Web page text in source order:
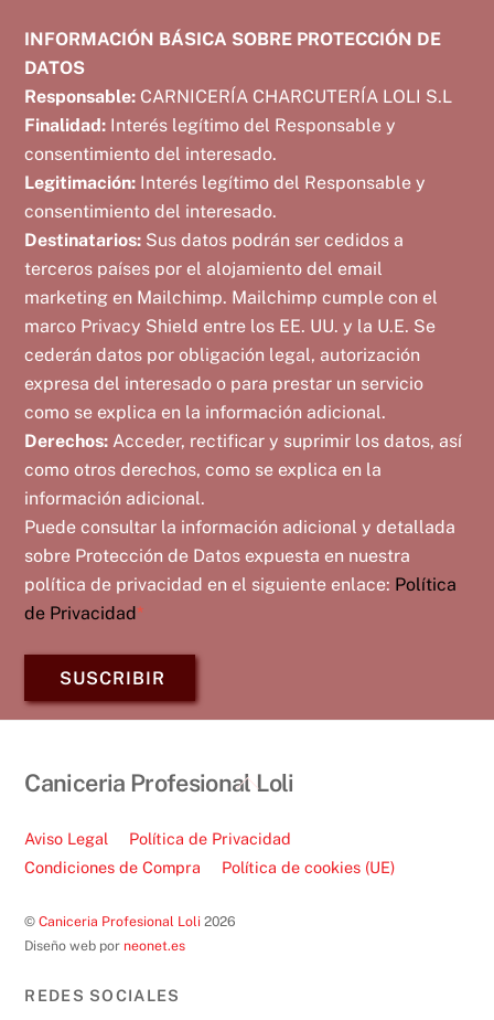
INFORMACIÓN BÁSICA SOBRE PROTECCIÓN DE
DATOS
Responsable: CARNICERÍA CHARCUTERÍA LOLI S.L
Finalidad: Interés legítimo del Responsable y
consentimiento del interesado.
Legitimación: Interés legítimo del Responsable y
consentimiento del interesado.
Destinatarios: Sus datos podrán ser cedidos a
terceros países por el alojamiento del email
marketing en Mailchimp. Mailchimp cumple con el
marco Privacy Shield entre los EE. UU. y la U.E. Se
cederán datos por obligación legal, autorización
expresa del interesado o para prestar un servicio
como se explica en la información adicional.
Derechos: Acceder, rectificar y suprimir los datos, así
como otros derechos, como se explica en la
información adicional.
Puede consultar la información adicional y detallada
sobre Protección de Datos expuesta en nuestra
política de privacidad en el siguiente enlace: Política
de Privacidad*
SUSCRIBIR
Back
Top
Caniceria Profesional Loli
Aviso Legal
Política de Privacidad
Condiciones de Compra
Política de cookies (UE)
©Caniceria Profesional Loli 2026
Diseño web por neonet.es
REDES SOCIALES